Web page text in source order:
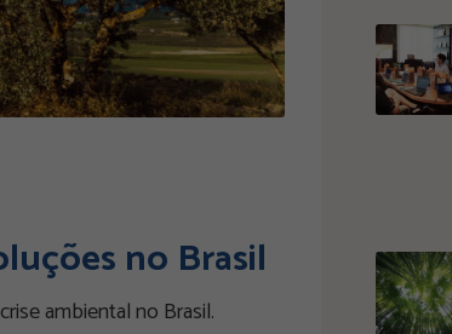
no Brasil
ambiental no Brasil.